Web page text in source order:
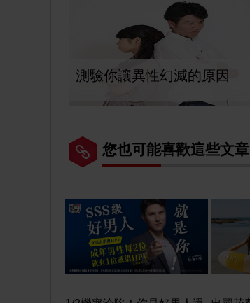
測驗你讓異性幻滅的原因
您也可能喜歡這些文章